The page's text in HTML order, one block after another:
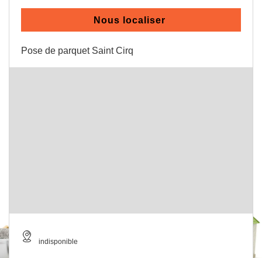
Nous localiser
Pose de parquet Saint Cirq
indisponible